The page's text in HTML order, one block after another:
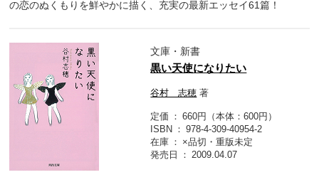
の恋のぬくもりを鮮やかに描く、充実の最新エッセイ61篇！
文庫・新書
黒い天使になりたい
谷村 志穂 著
定価
660円（本体：600円）
ISBN
978-4-309-40954-2
在庫
×品切・重版未定
発売日
2009.04.07